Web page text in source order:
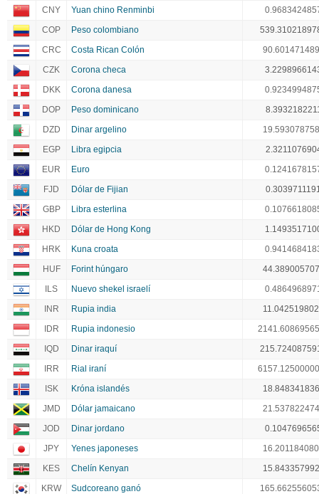
CNY
Yuan chino Renminbi
COP
Peso colombiano
CRC
Costa Rican Colón
CZK
Corona checa
DKK
Corona danesa
DOP
Peso dominicano
DZD
Dinar argelino
EGP
Libra egipcia
EUR
Euro
FJD
Dólar de Fijian
GBP
Libra esterlina
HKD
Dólar de Hong Kong
HRK
Kuna croata
HUF
Forint húngaro
ILS
Nuevo shekel israelí
INR
Rupia india
IDR
Rupia indonesio
IQD
Dinar iraquí
IRR
Rial iraní
ISK
Króna islandés
JMD
Dólar jamaicano
JOD
Dinar jordano
JPY
Yenes japoneses
KES
Chelín Kenyan
KRW
Sudcoreano ganó